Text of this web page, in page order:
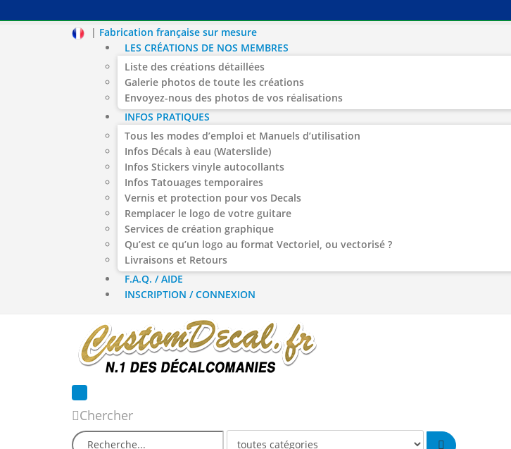
| Fabrication française sur mesure
LES CRÉATIONS DE NOS MEMBRES
Liste des créations détaillées
Galerie photos de toute les créations
Envoyez-nous des photos de vos réalisations
INFOS PRATIQUES
Tous les modes d’emploi et Manuels d’utilisation
Infos Décals à eau (Waterslide)
Infos Stickers vinyle autocollants
Infos Tatouages temporaires
Vernis et protection pour vos Decals
Remplacer le logo de votre guitare
Services de création graphique
Qu’est ce qu’un logo au format Vectoriel, ou vectorisé ?
Livraisons et Retours
F.A.Q. / AIDE
INSCRIPTION / CONNEXION
Chercher